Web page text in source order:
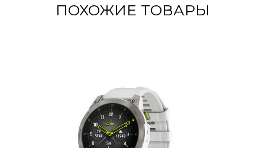
ПОХОЖИЕ ТОВАРЫ